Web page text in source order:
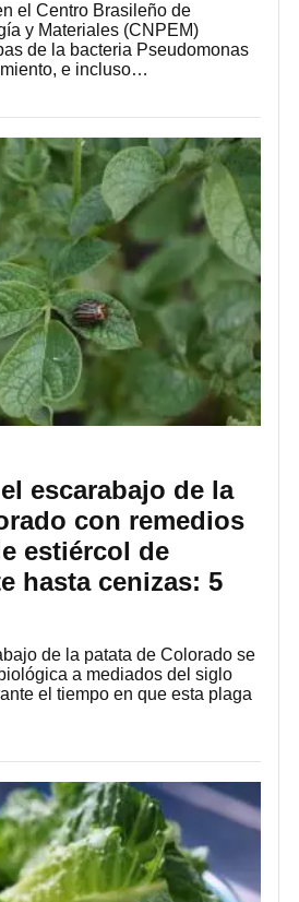
el Centro Brasileño de
y Materiales (CNPEM)
de la bacteria Pseudomonas
e incluso…
escarabajo de la
con remedios
estiércol de
hasta cenizas: 5
de la patata de Colorado se
a mediados del siglo
el tiempo en que esta plaga